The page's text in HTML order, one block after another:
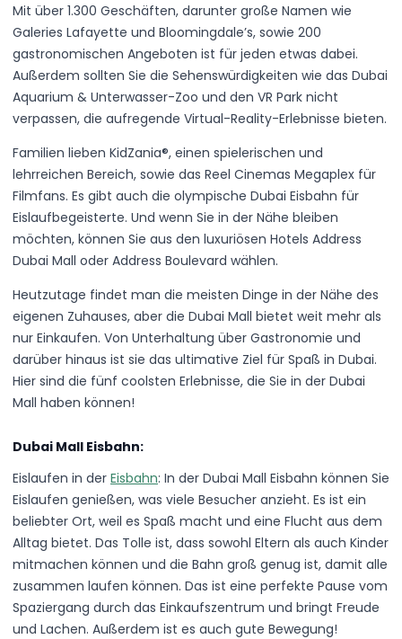
Mit über 1.300 Geschäften, darunter große Namen wie
Galeries Lafayette und Bloomingdale’s, sowie 200
gastronomischen Angeboten ist für jeden etwas dabei.
Außerdem sollten Sie die Sehenswürdigkeiten wie das Dubai
Aquarium & Unterwasser-Zoo und den VR Park nicht
verpassen, die aufregende Virtual-Reality-Erlebnisse bieten.
Familien lieben KidZania®, einen spielerischen und
lehrreichen Bereich, sowie das Reel Cinemas Megaplex für
Filmfans. Es gibt auch die olympische Dubai Eisbahn für
Eislaufbegeisterte. Und wenn Sie in der Nähe bleiben
möchten, können Sie aus den luxuriösen Hotels Address
Dubai Mall oder Address Boulevard wählen.
Heutzutage findet man die meisten Dinge in der Nähe des
eigenen Zuhauses, aber die Dubai Mall bietet weit mehr als
nur Einkaufen. Von Unterhaltung über Gastronomie und
darüber hinaus ist sie das ultimative Ziel für Spaß in Dubai.
Hier sind die fünf coolsten Erlebnisse, die Sie in der Dubai
Mall haben können!
Dubai Mall Eisbahn:
Eislaufen in der Eisbahn: In der Dubai Mall Eisbahn können Sie
Eislaufen genießen, was viele Besucher anzieht. Es ist ein
beliebter Ort, weil es Spaß macht und eine Flucht aus dem
Alltag bietet. Das Tolle ist, dass sowohl Eltern als auch Kinder
mitmachen können und die Bahn groß genug ist, damit alle
zusammen laufen können. Das ist eine perfekte Pause vom
Spaziergang durch das Einkaufszentrum und bringt Freude
und Lachen. Außerdem ist es auch gute Bewegung!